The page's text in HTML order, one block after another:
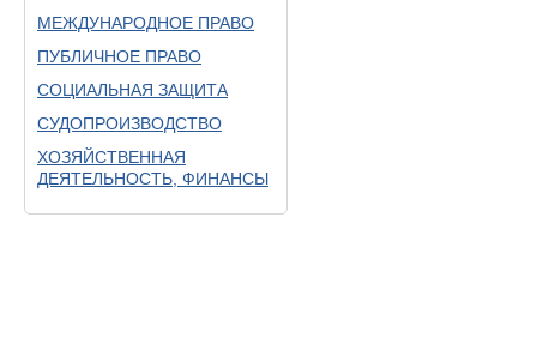
МЕЖДУНАРОДНОЕ ПРАВО
ПУБЛИЧНОЕ ПРАВО
СОЦИАЛЬНАЯ ЗАЩИТА
СУДОПРОИЗВОДСТВО
ХОЗЯЙСТВЕННАЯ
ДЕЯТЕЛЬНОСТЬ, ФИНАНСЫ